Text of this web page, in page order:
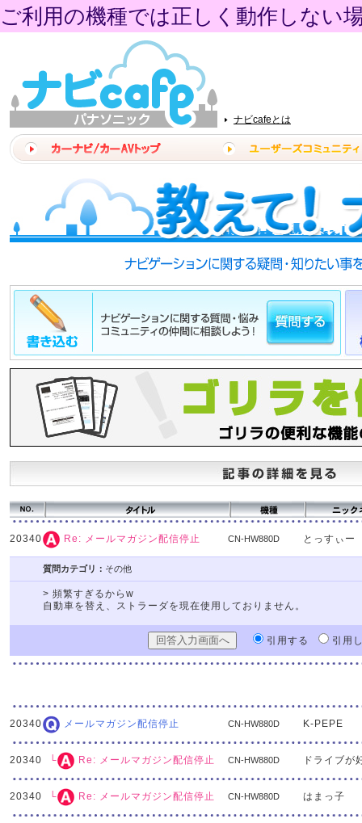
ご利用の機種では正しく動作しない
ナビcafeとは
20340 Re: メールマガジン配信停止 CN-HW880D とっすぃー
質問カテゴリ： その他
> 頻繁すぎるからw
自動車を替え、ストラーダを現在使用しておりません。
引用する 引用
20340 メールマガジン配信停止 CN-HW880D K-PEPE
20340 └ Re: メールマガジン配信停止 CN-HW880D ドライブが
20340 └ Re: メールマガジン配信停止 CN-HW880D はまっ子